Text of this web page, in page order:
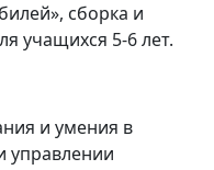
сборка и
учащихся 5-6 лет.
и умения в
управлении